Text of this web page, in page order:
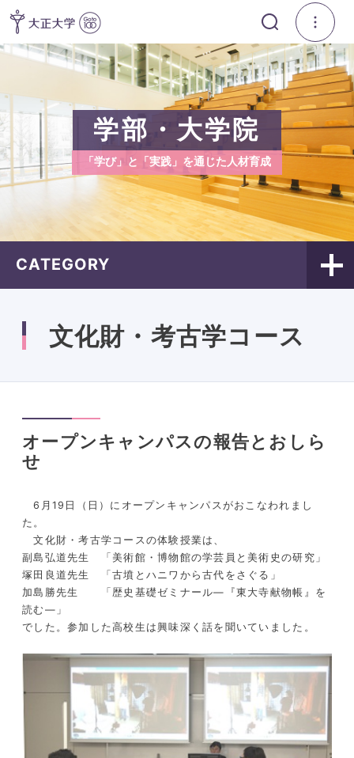
学部・大学院
「学び」と「実践」を通じた人材育成
CATEGORY
文化財・考古学コース
オープンキャンパスの報告とおしら
せ
6月19日（日）にオープンキャンパスがおこなわれまし
た。
文化財・考古学コースの体験授業は、
副島弘道先生 「美術館・博物館の学芸員と美術史の研究」
塚田良道先生 「古墳とハニワから古代をさぐる」
加島勝先生 「歴史基礎ゼミナール―『東大寺献物帳』を
読む―」
でした。参加した高校生は興味深く話を聞いていました。